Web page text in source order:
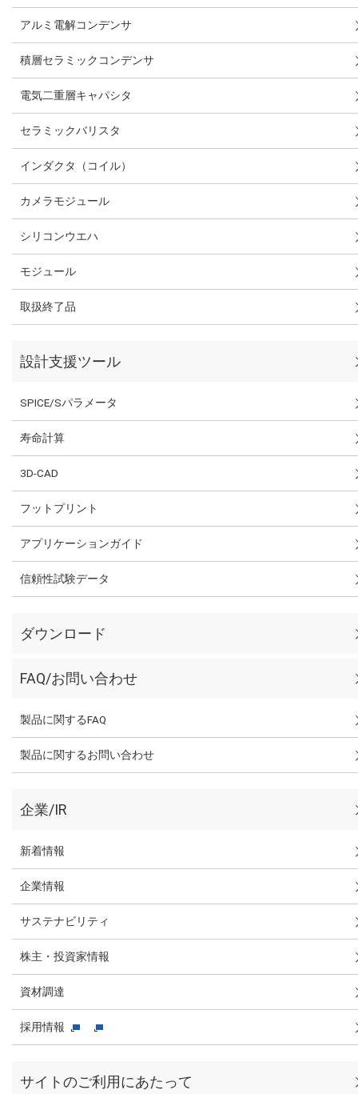
アルミ電解コンデンサ
積層セラミックコンデンサ
電気二重層キャパシタ
セラミックバリスタ
インダクタ（コイル）
カメラモジュール
シリコンウエハ
モジュール
取扱終了品
設計支援ツール
SPICE/Sパラメータ
寿命計算
3D-CAD
フットプリント
アプリケーションガイド
信頼性試験データ
ダウンロード
FAQ/お問い合わせ
製品に関するFAQ
製品に関するお問い合わせ
企業/IR
新着情報
企業情報
サステナビリティ
株主・投資家情報
資材調達
採用情報
サイトのご利用にあたって